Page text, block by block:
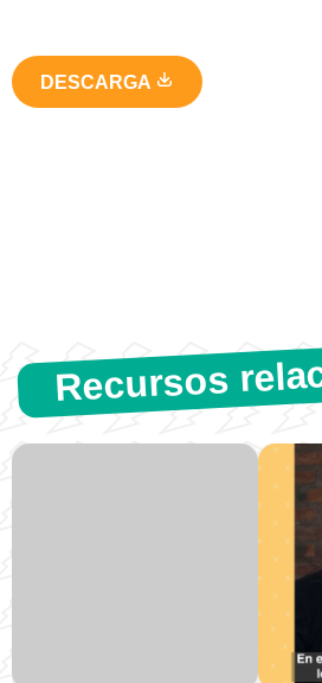
DESCARGA
Recursos